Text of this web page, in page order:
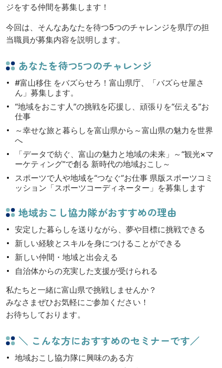
ジをする仲間を募集します！
今回は、そんなあなたを待つ5つのチャレンジを県庁の担
当職員が募集内容を説明します。
あなたを待つ5つのチャレンジ
#富山移住 をバズらせろ！富山県庁、「バズらせ屋さ
ん」募集します。
“地域をおこす人”の挑戦を応援し、頑張りを“伝える”お
仕事
～幸せな旅と暮らしを富山県から～富山県の魅力を世界
へ
「データで紡ぐ、富山の魅力と地域の未来」～“観光×マ
ーケティング”で創る 新時代の地域おこし～
スポーツで人や地域を“つなぐ”お仕事 県版スポーツコミ
ッション「スポーツコーディネーター」を募集します
地域おこし協力隊がおすすめの理由
安定した暮らしを送りながら、夢や目標に挑戦できる
新しい経験とスキルを身につけることができる
新しい仲間・地域と出会える
自治体からの充実した支援が受けられる
私たちと一緒に富山県で挑戦しませんか？
みなさまぜひお気軽にご参加ください！
お待ちしております。
＼ こんな方におすすめのセミナーです／
地域おこし協力隊に興味のある方